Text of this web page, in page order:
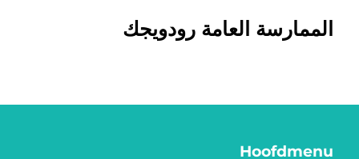
الممارسة العامة رودويجك
Hoofdmenu